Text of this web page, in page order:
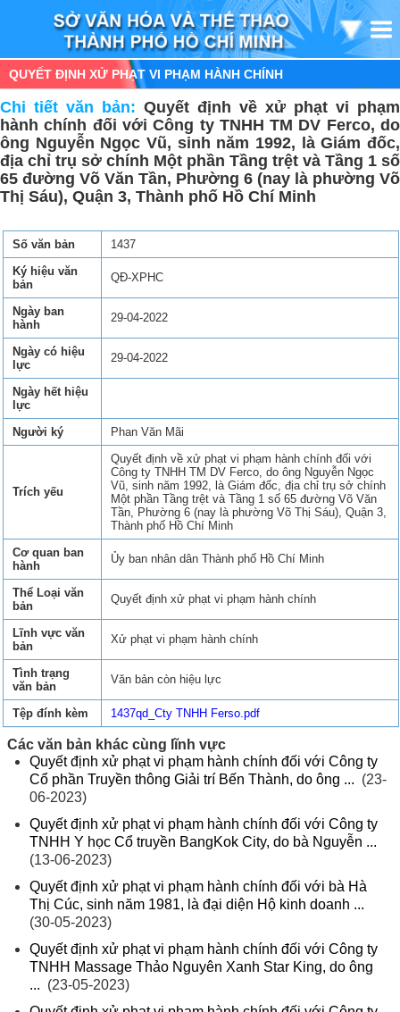
QUYẾT ĐỊNH XỬ PHẠT VI PHẠM HÀNH CHÍNH
Chi tiết văn bản: Quyết định về xử phạt vi phạm
hành chính đối với Công ty TNHH TM DV Ferco, do
ông Nguyễn Ngọc Vũ, sinh năm 1992, là Giám đốc,
địa chỉ trụ sở chính Một phần Tầng trệt và Tầng 1 số
65 đường Võ Văn Tần, Phường 6 (nay là phường Võ
Thị Sáu), Quận 3, Thành phố Hồ Chí Minh
Số văn bản
1437
Ký hiệu văn
bản
QĐ-XPHC
Ngày ban
hành
29-04-2022
Ngày có hiệu
lực
29-04-2022
Ngày hết hiệu
lực
Người ký
Phan Văn Mãi
Trích yếu
Quyết định về xử phạt vi phạm hành chính đối với
Công ty TNHH TM DV Ferco, do ông Nguyễn Ngọc
Vũ, sinh năm 1992, là Giám đốc, địa chỉ trụ sở chính
Một phần Tầng trệt và Tầng 1 số 65 đường Võ Văn
Tần, Phường 6 (nay là phường Võ Thị Sáu), Quận 3,
Thành phố Hồ Chí Minh
Cơ quan ban
hành
Ủy ban nhân dân Thành phố Hồ Chí Minh
Thể Loại văn
bản
Quyết định xử phạt vi phạm hành chính
Lĩnh vực văn
bản
Xử phạt vi phạm hành chính
Tình trạng
văn bản
Văn bản còn hiệu lực
Tệp đính kèm 1437qd_Cty TNHH Ferso.pdf
Các văn bản khác cùng lĩnh vực
Quyết định xử phạt vi phạm hành chính đối với Công ty
Cổ phần Truyền thông Giải trí Bến Thành, do ông ... (23-
06-2023)
Quyết định xử phạt vi phạm hành chính đối với Công ty
TNHH Y học Cổ truyền BangKok City, do bà Nguyễn ...
(13-06-2023)
Quyết định xử phạt vi phạm hành chính đối với bà Hà
Thị Cúc, sinh năm 1981, là đại diện Hộ kinh doanh ...
(30-05-2023)
Quyết định xử phạt vi phạm hành chính đối với Công ty
TNHH Massage Thảo Nguyên Xanh Star King, do ông
... (23-05-2023)